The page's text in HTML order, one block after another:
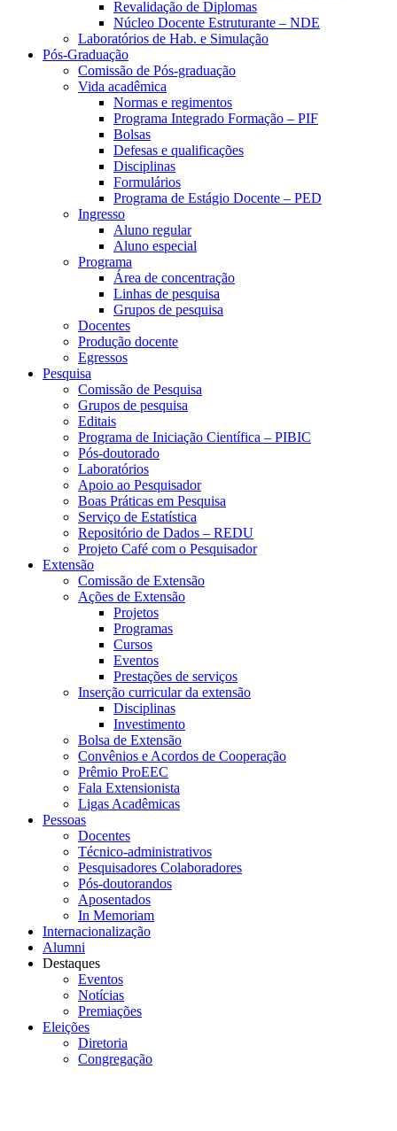
Revalidação de Diplomas
Núcleo Docente Estruturante – NDE
Laboratórios de Hab. e Simulação
Pós-Graduação
Comissão de Pós-graduação
Vida acadêmica
Normas e regimentos
Programa Integrado Formação – PIF
Bolsas
Defesas e qualificações
Disciplinas
Formulários
Programa de Estágio Docente – PED
Ingresso
Aluno regular
Aluno especial
Programa
Área de concentração
Linhas de pesquisa
Grupos de pesquisa
Docentes
Produção docente
Egressos
Pesquisa
Comissão de Pesquisa
Grupos de pesquisa
Editais
Programa de Iniciação Científica – PIBIC
Pós-doutorado
Laboratórios
Apoio ao Pesquisador
Boas Práticas em Pesquisa
Serviço de Estatística
Repositório de Dados – REDU
Projeto Café com o Pesquisador
Extensão
Comissão de Extensão
Ações de Extensão
Projetos
Programas
Cursos
Eventos
Prestações de serviços
Inserção curricular da extensão
Disciplinas
Investimento
Bolsa de Extensão
Convênios e Acordos de Cooperação
Prêmio ProEEC
Fala Extensionista
Ligas Acadêmicas
Pessoas
Docentes
Técnico-administrativos
Pesquisadores Colaboradores
Pós-doutorandos
Aposentados
In Memoriam
Internacionalização
Alumni
Destaques
Eventos
Notícias
Premiações
Eleições
Diretoria
Congregação